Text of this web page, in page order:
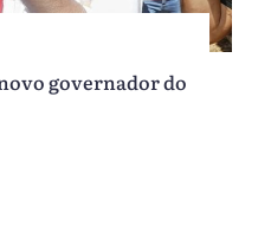
governador do